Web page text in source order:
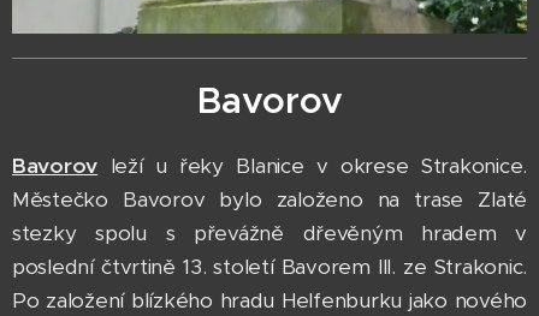
Bavorov
Bavorov leží u řeky Blanice v okrese Strakonice.
Městečko Bavorov bylo založeno na trase Zlaté
stezky spolu s převážně dřevěným hradem v
poslední čtvrtině 13. století Bavorem III. ze Strakonic.
Po založení blízkého hradu Helfenburku jako nového